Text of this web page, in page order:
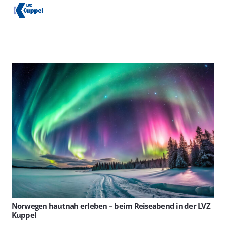
Norwegen hautnah erleben – beim Reiseabend in der LVZ
Kuppel